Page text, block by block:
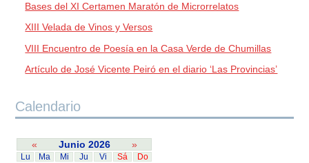
Bases del XI Certamen Maratón de Microrrelatos
XIII Velada de Vinos y Versos
VIII Encuentro de Poesía en la Casa Verde de Chumillas
Artículo de José Vicente Peiró en el diario ‘Las Provincias’
Calendario
« Junio 2026 »
Lu Ma Mi Ju Vi Sá Do